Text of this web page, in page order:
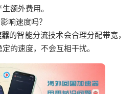
额外费用。
响速度吗？
器的智能分流技术会合理分配带宽，
的速度，不会互相干扰。